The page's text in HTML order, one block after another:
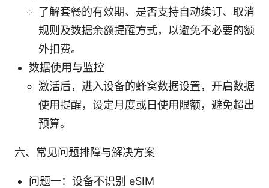
了解套餐的有效期、是否支持自动续订、取消
规则及数据余额提醒方式，以避免不必要的额
外扣费。
数据使用与监控
激活后，进入设备的蜂窝数据设置，开启数据
使用提醒，设定月度或日使用限额，避免超出
预算。
六、常见问题排障与解决方案
问题一：设备不识别 eSIM